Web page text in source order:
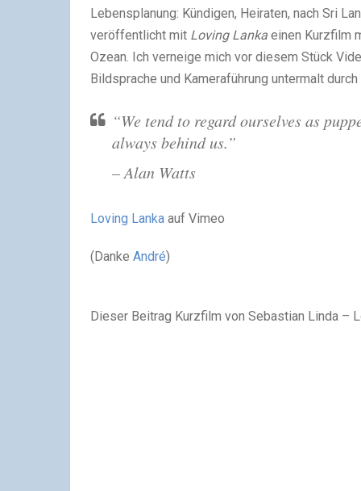
Lebensplanung: Kündigen, Heiraten, nach Sri
veröffentlicht mit Loving Lanka einen Kurzfilm
Ozean. Ich verneige mich vor diesem Stück
Bildsprache und Kameraführung untermalt
“We tend to regard ourselves as
always behind us.”
– Alan Watts
Loving Lanka auf Vimeo
(Danke André)
Dieser Beitrag Kurzfilm von Sebastian Linda –